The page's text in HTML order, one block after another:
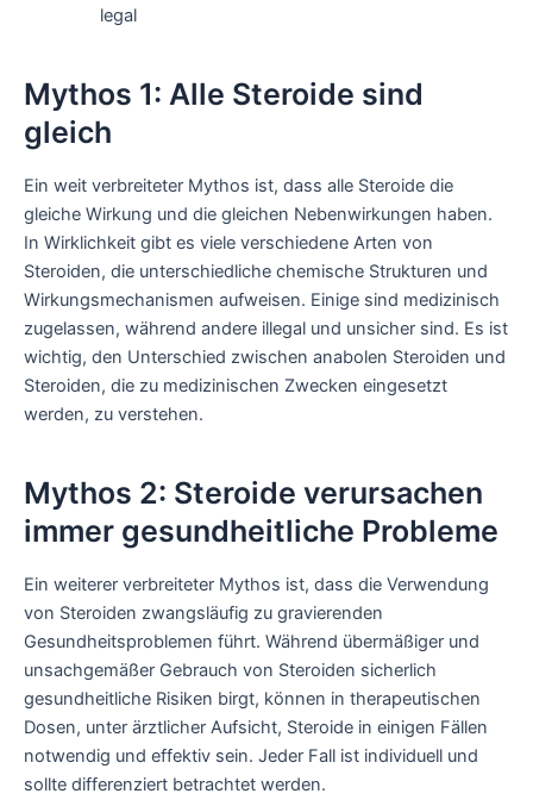
legal
Mythos 1: Alle Steroide sind
gleich
Ein weit verbreiteter Mythos ist, dass alle Steroide die
gleiche Wirkung und die gleichen Nebenwirkungen haben.
In Wirklichkeit gibt es viele verschiedene Arten von
Steroiden, die unterschiedliche chemische Strukturen und
Wirkungsmechanismen aufweisen. Einige sind medizinisch
zugelassen, während andere illegal und unsicher sind. Es ist
wichtig, den Unterschied zwischen anabolen Steroiden und
Steroiden, die zu medizinischen Zwecken eingesetzt
werden, zu verstehen.
Mythos 2: Steroide verursachen
immer gesundheitliche Probleme
Ein weiterer verbreiteter Mythos ist, dass die Verwendung
von Steroiden zwangsläufig zu gravierenden
Gesundheitsproblemen führt. Während übermäßiger und
unsachgemäßer Gebrauch von Steroiden sicherlich
gesundheitliche Risiken birgt, können in therapeutischen
Dosen, unter ärztlicher Aufsicht, Steroide in einigen Fällen
notwendig und effektiv sein. Jeder Fall ist individuell und
sollte differenziert betrachtet werden.